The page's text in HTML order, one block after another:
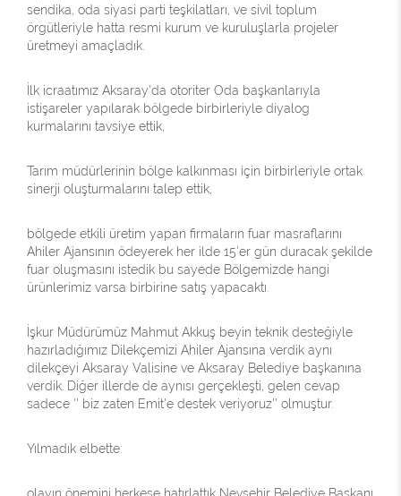
sendika, oda siyasi parti teşkilatları, ve sivil toplum
örgütleriyle hatta resmi kurum ve kuruluşlarla projeler
üretmeyi amaçladık.
İlk icraatımız Aksaray'da otoriter Oda başkanlarıyla
istişareler yapılarak bölgede birbirleriyle diyalog
kurmalarını tavsiye ettik,
Tarım müdürlerinin bölge kalkınması için birbirleriyle ortak
sinerji oluşturmalarını talep ettik,
bölgede etkili üretim yapan firmaların fuar masraflarını
Ahiler Ajansının ödeyerek her ilde 15'er gün duracak şekilde
fuar oluşmasını istedik bu sayede Bölgemizde hangi
ürünlerimiz varsa birbirine satış yapacaktı.
İşkur Müdürümüz Mahmut Akkuş beyin teknik desteğiyle
hazırladığımız Dilekçemizi Ahiler Ajansına verdik aynı
dilekçeyi Aksaray Valisine ve Aksaray Belediye başkanına
verdik. Diğer illerde de aynısı gerçekleşti, gelen cevap
sadece '' biz zaten Emit'e destek veriyoruz'' olmuştur.
Yılmadık elbette: